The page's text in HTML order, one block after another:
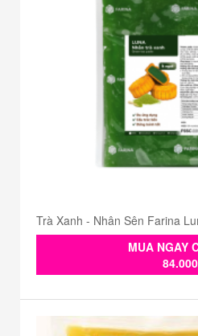
Trà Xanh - Nhân Sên Farina
MUA NGAY
84.000